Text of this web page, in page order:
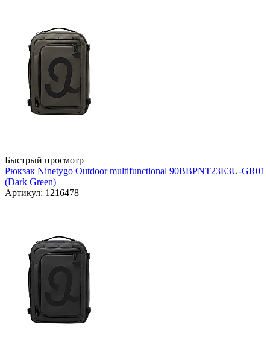
Быстрый просмотр
Рюкзак Ninetygo Outdoor multifunctional 90BBPNT23E3U-GR01
(Dark Green)
Артикул: 1216478